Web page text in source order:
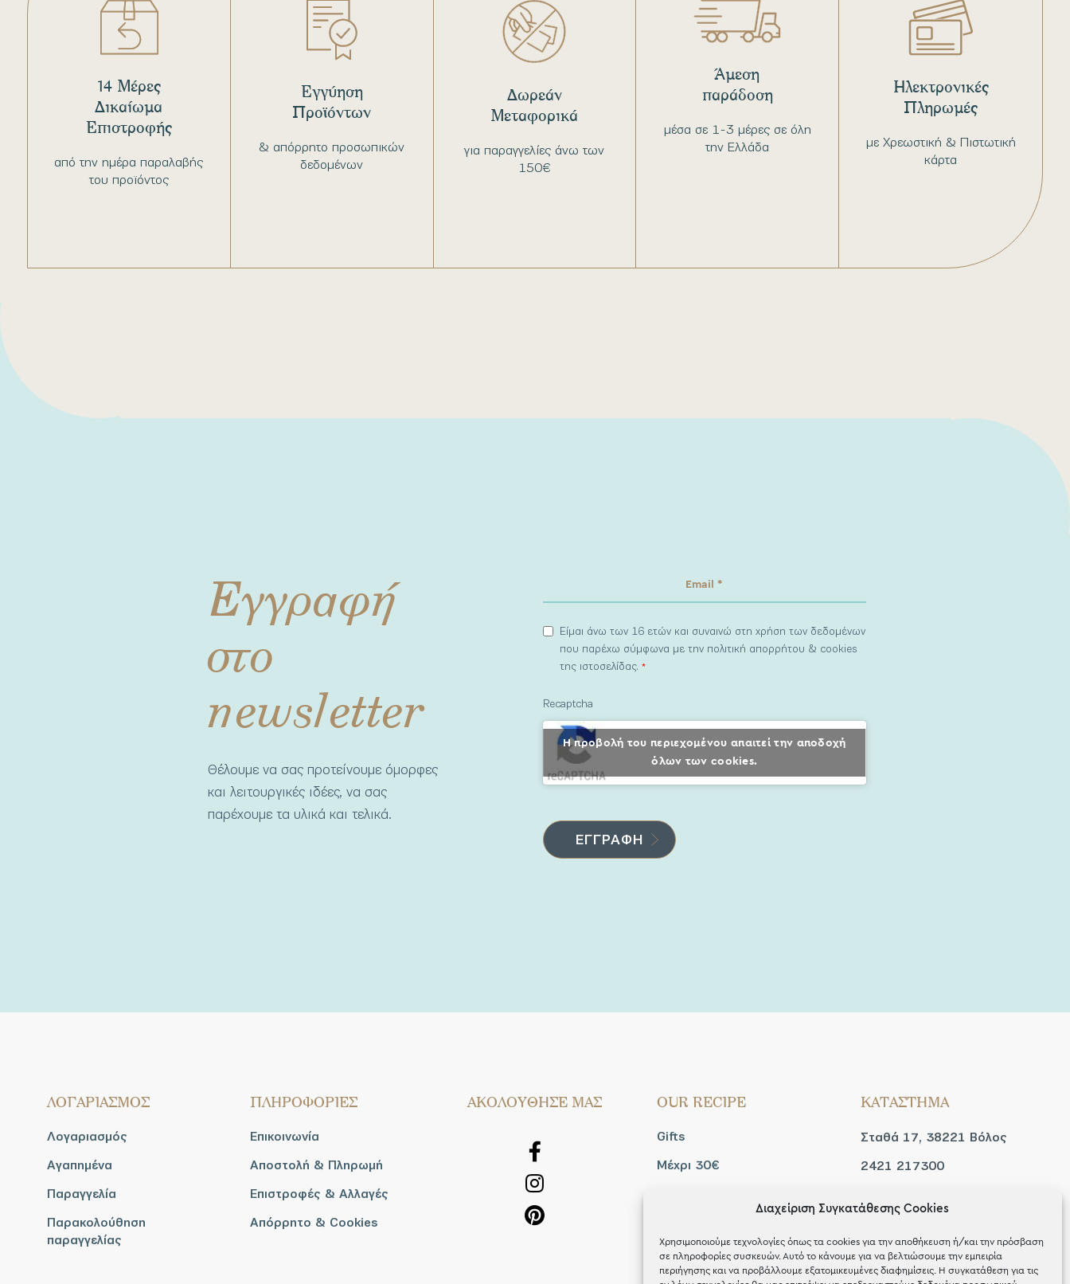
Διαχείριση Συγκατάθεσης Cookies
Χρησιμοποιούμε τεχνολογίες όπως τα cookies για την αποθήκευση ή/και την πρόσβαση
σε πληροφορίες συσκευών. Αυτό το κάνουμε για να βελτιώσουμε την εμπειρία
περιήγησης και να προβάλλουμε εξατομικευμένες διαφημίσεις. Η συγκατάθεση για τις
από την ημέρα παραλαβής
του προϊόντος
14 Μέρες
Δικαίωμα
Επιστροφής
& απόρρητο προσωπικών
δεδομένων
Εγγύηση
Προϊόντων
για παραγγελίες άνω των
150€
Δωρεάν
Μεταφορικά
μέσα σε 1-3 μέρες σε όλη
την Ελλάδα
Άμεση
παράδοση
με Χρεωστική & Πιστωτική
κάρτα
Ηλεκτρονικές
Πληρωμές
Εγγραφή
στο
newsletter
Θέλουμε να σας προτείνουμε όμορφες
και λειτουργικές ιδέες, να σας
παρέχουμε τα υλικά και τελικά.
Είμαι άνω των 16 ετών και συναινώ στη χρήση των δεδομένων
που παρέχω σύμφωνα με την πολιτική απορρήτου & cookies
της ιστοσελίδας.*
Recaptcha
Η προβολή του περιεχομένου απαιτεί την αποδοχή
όλων των cookies.
ΛΟΓΑΡΙΑΣΜΟΣ
Λογαριασμός
Αγαπημένα
Παραγγελία
Παρακολούθηση
παραγγελίας
ΠΛΗΡΟΦΟΡΙΕΣ
Επικοινωνία
Αποστολή & Πληρωμή
Επιστροφές & Αλλαγές
Απόρρητο & Cookies
AΚΟΛΟΥΘΗΣΕ ΜΑΣ OUR RECIPE
Gifts
Μέχρι 30€
ΚΑΤΑΣΤΗΜΑ
Σταθά 17, 38221 Βόλος
2421 217300
Τριτ / Πεμ / Παρ: 09:00 -